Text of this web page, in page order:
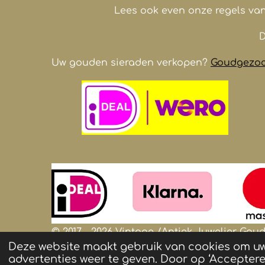
Deze website maakt gebruik van cookies om
advertenties weer te geven. Door op
Lees ook even onze regels
Uw gouden sieraden verkopen?
© 2017 - 2026 Vintage /AntiekJuwelier
foto's zijn auteursrechtelijk beschermd en